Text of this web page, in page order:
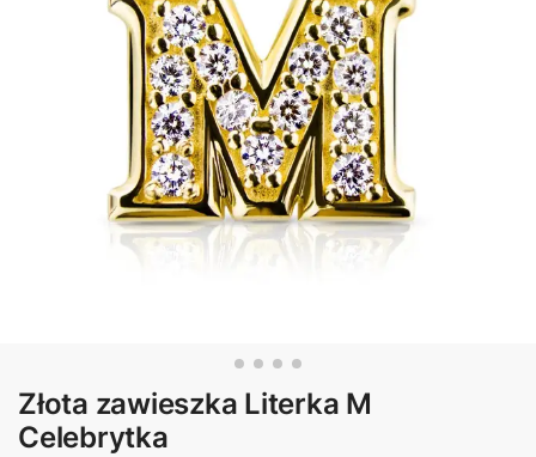
Złota zawieszka Literka M
Celebrytka